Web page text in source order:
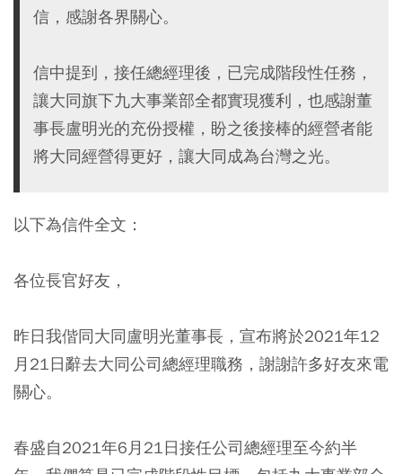
信，感謝各界關心。
信中提到，接任總經理後，已完成階段性任務，
讓大同旗下九大事業部全都實現獲利，也感謝董
事長盧明光的充份授權，盼之後接棒的經營者能
將大同經營得更好，讓大同成為台灣之光。
以下為信件全文：
各位長官好友，
昨日我偕同大同盧明光董事長，宣布將於2021年12
月21日辭去大同公司總經理職務，謝謝許多好友來電
關心。
春盛自2021年6月21日接任公司總經理至今約半